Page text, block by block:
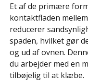
Et af de primære
kontaktfladen
reducerer
spaden, hvilket gør
og ud af ovnen.
du arbejder med en
tilbøjelig til at klæbe.